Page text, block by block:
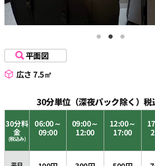
平面図
広さ 7.5㎡
30分単位（深夜パック除く）税
30分料
金
(税込み)
06:00～
09:00
09:00～
12:00
12:00～
17:00